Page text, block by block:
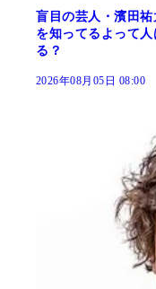
盲目の芸人・濱田
を知ってるよって
る？
2026年08月05日 08:00